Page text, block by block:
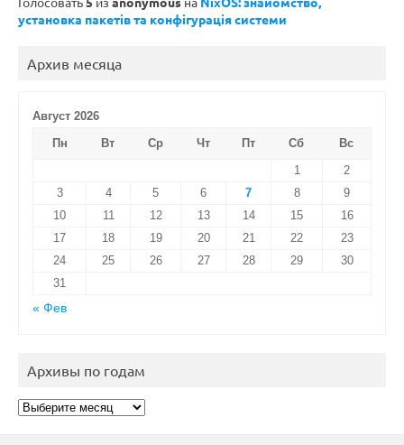
установка пакетів та конфігурація системи
Архив месяца
Август 2026
Пн
Вт Ср Чт Пт Сб
Вс
1
2
3
4 5 6 7 8
9
10
11 12 13 14 15
16
17
18 19 20 21 22
23
24
25 26 27 28 29
30
31
« Фев
Архивы по годам
Архивы